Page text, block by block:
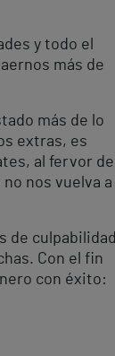
y todo el
más de
más de lo
extras, es
al fervor de
nos vuelva a
de culpabilidad
Con el fin
con éxito: